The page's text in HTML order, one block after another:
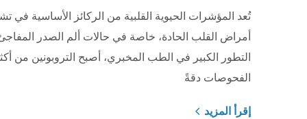
تُعد المؤشرات الحيوية القلبية من الركائز الأساسية في
أمراض القلب الحادة، خاصة في حالات ألم الصدر
التطور الكبير في الطب المخبري، أصبح التروبونين من
الفحوصات دقةً
إقرأ المزيد